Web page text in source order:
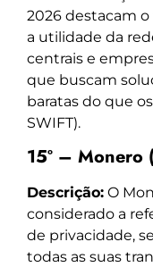
2026 destacam
a utilidade da
centrais e
que buscam
baratas do que
SWIFT).
15º – Monero
Descrição: O
considerado a
de privacidade,
todas as suas